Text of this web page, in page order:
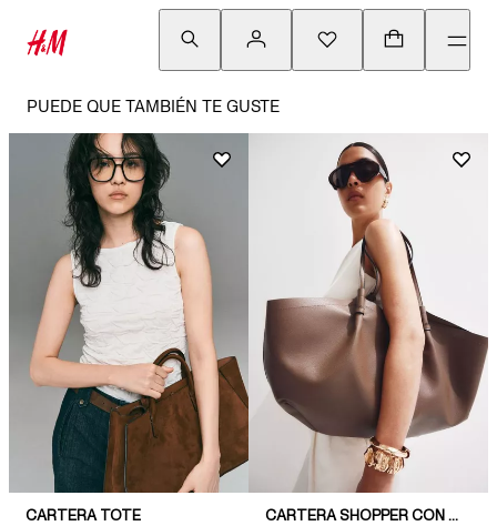
PUEDE QUE TAMBIÉN TE GUSTE
CARTERA TOTE CARTERA SHOPPER CON MONEDERO